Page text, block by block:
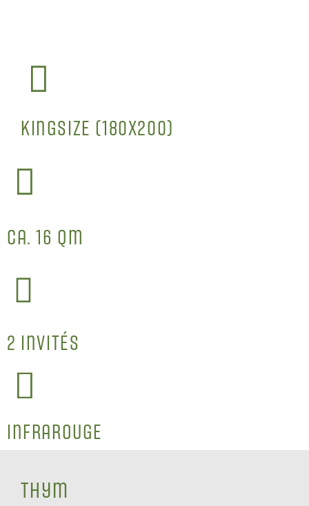
KingSize (180x200)
ca. 16 qm
2 Invités
Infrarouge
Thym